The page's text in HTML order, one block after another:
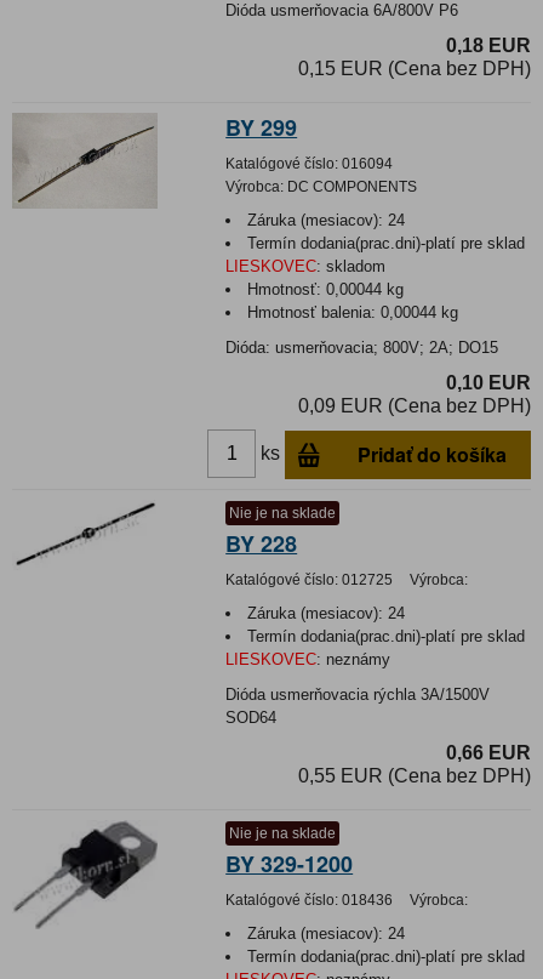
Dióda usmerňovacia 6A/800V P6
0,18 EUR
0,15 EUR (Cena bez DPH)
BY 299
Katalógové číslo: 016094
Výrobca: DC COMPONENTS
Záruka (mesiacov): 24
Termín dodania(prac.dni)-platí pre sklad
LIESKOVEC: skladom
Hmotnosť:0,00044 kg
Hmotnosť balenia:0,00044 kg
Dióda: usmerňovacia; 800V; 2A; DO15
0,10 EUR
0,09 EUR (Cena bez DPH)
ks Pridať do košíka
Nie je na sklade
BY 228
Katalógové číslo: 012725 Výrobca:
Záruka (mesiacov): 24
Termín dodania(prac.dni)-platí pre sklad
LIESKOVEC: neznámy
Dióda usmerňovacia rýchla 3A/1500V
SOD64
0,66 EUR
0,55 EUR (Cena bez DPH)
Nie je na sklade
BY 329-1200
Katalógové číslo: 018436 Výrobca:
Záruka (mesiacov): 24
Termín dodania(prac.dni)-platí pre sklad